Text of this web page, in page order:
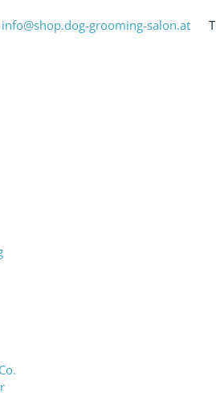
info@shop.dog-grooming-salon.at